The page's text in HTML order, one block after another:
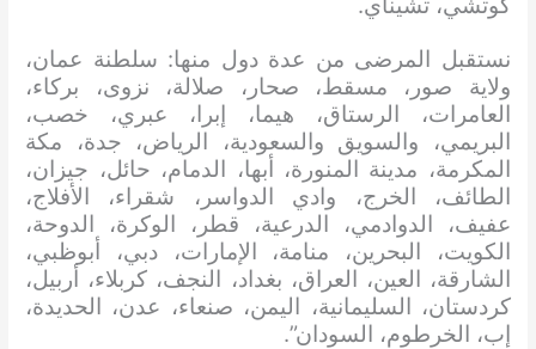
نستقبل المرضى من عدة دول منها: سلطنة عمان،
ولاية صور، مسقط، صحار، صلالة، نزوى، بركاء،
العامرات، الرستاق، هيما، إبرا، عبري، خصب،
البريمي، والسويق والسعودية، الرياض، جدة، مكة
المكرمة، مدينة المنورة، أبها، الدمام، حائل، جيزان،
الطائف، الخرج، وادي الدواسر، شقراء، الأفلاج،
عفيف، الدوادمي، الدرعية، قطر، الوكرة، الدوحة،
الكويت، البحرين، منامة، الإمارات، دبي، أبوظبي،
الشارقة، العين، العراق، بغداد، النجف، كربلاء، أربيل،
كردستان، السليمانية، اليمن، صنعاء، عدن، الحديدة،
إب، الخرطوم، السودان”.